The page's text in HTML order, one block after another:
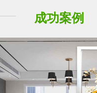
成功案例